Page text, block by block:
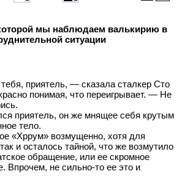
мы наблюдаем валькирию в
ситуации
приятель, — сказала сталкер Сто
понимая, что переигрывает. — Не
приятель, он же мнящее себя крутым
тело.
«Хррум» возмущенно, хотя для
и осталось тайной, что же возмутило
обращение, или ее скромное
Впрочем, не сильно-то ее это и